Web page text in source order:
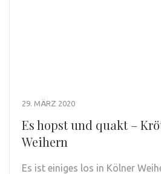
29. MÄRZ 2020
Es hopst und quakt –
Weihern
Es ist einiges los in Kölner